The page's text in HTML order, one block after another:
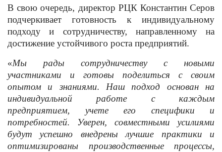
В свою очередь, директор РЦК Константин Серов
подчеркивает готовность к индивидуальному
подходу и сотрудничеству, направленному на
достижение устойчивого роста предприятий.
«Мы рады сотрудничеству с новыми
участниками и готовы поделиться с своим
опытом и знаниями. Наш подход основан на
индивидуальной работе с каждым
предприятием, учете его специфики и
потребностей. Уверен, совместными усилиями
будут успешно внедрены лучшие практики и
оптимизированы производственные процессы,